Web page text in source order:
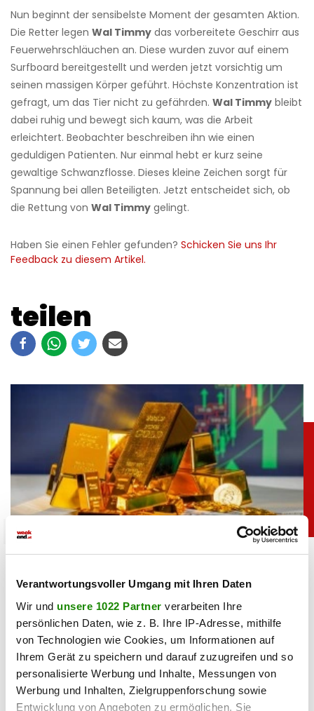
Verantwortungsvoller Umgang mit Ihren Daten
Wir und unsere 1022 Partner verarbeiten Ihre
persönlichen Daten, wie z. B. Ihre IP-Adresse, mithilfe
von Technologien wie Cookies, um Informationen auf
Ihrem Gerät zu speichern und darauf zuzugreifen und so
personalisierte Werbung und Inhalte, Messungen von
Werbung und Inhalten, Zielgruppenforschung sowie
Entwicklung von Angeboten zu ermöglichen. Sie
Nun beginnt der sensibelste Moment der gesamten Aktion.
Die Retter legen Wal Timmy das vorbereitete Geschirr aus
Feuerwehrschläuchen an. Diese wurden zuvor auf einem
Surfboard bereitgestellt und werden jetzt vorsichtig um
seinen massigen Körper geführt. Höchste Konzentration ist
gefragt, um das Tier nicht zu gefährden. Wal Timmy bleibt
dabei ruhig und bewegt sich kaum, was die Arbeit
erleichtert. Beobachter beschreiben ihn wie einen
geduldigen Patienten. Nur einmal hebt er kurz seine
gewaltige Schwanzflosse. Dieses kleine Zeichen sorgt für
Spannung bei allen Beteiligten. Jetzt entscheidet sich, ob
die Rettung von Wal Timmy gelingt.
Haben Sie einen Fehler gefunden? Schicken Sie uns Ihr
Feedback zu diesem Artikel.
teilen
chronik
Goldpreis zieht kräftig an: Das steckt dahinter
Gold ist wieder gefragt: Der Preis stieg auf den höchsten
Stand seit Ende Juni. Schwache US-Jobdaten und ein
fallender Dollar liefern neuen Rückenwind.